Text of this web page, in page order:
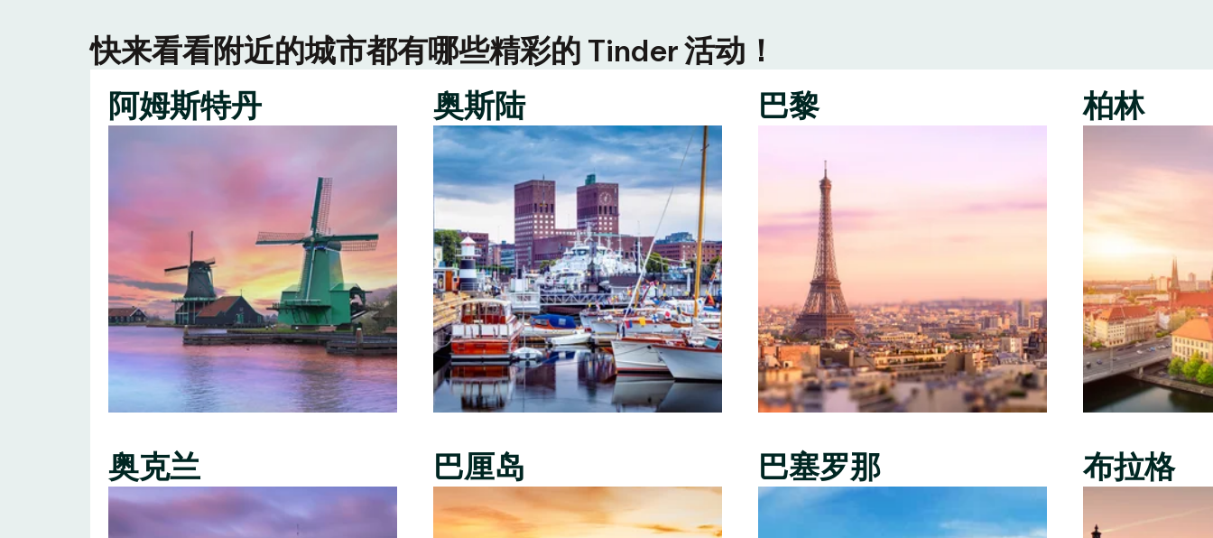
快来看看附近的城市都有哪些精彩的 Tinder 活动！
阿姆斯特丹
奥克兰
奥斯陆
巴厘岛
巴黎
巴塞罗那
柏林
布拉格